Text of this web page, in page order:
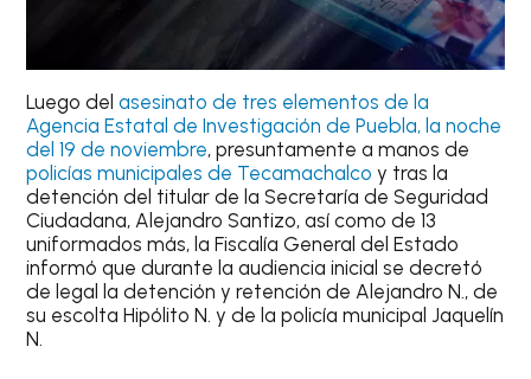
Luego delasesinato de tres elementos de la
Agencia Estatal de Investigación de Puebla, la noche
del 19 de noviembre, presuntamente a manos de
policías municipales de Tecamachalco y tras la
detención del titular de la Secretaría de Seguridad
Ciudadana, Alejandro Santizo, así como de 13
uniformados más, la Fiscalía General del Estado
informó que durante la audiencia inicial se decretó
de legal la detención y retención de Alejandro N., de
su escolta Hipólito N. y de la policía municipal Jaquelín
N.